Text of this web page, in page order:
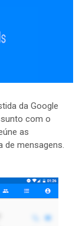
da Google
com o
as
de mensagens.